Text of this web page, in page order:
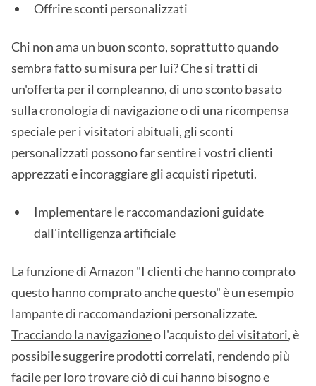
Offrire sconti personalizzati
Chi non ama un buon sconto, soprattutto quando
sembra fatto su misura per lui? Che si tratti di
un'offerta per il compleanno, di uno sconto basato
sulla cronologia di navigazione o di una ricompensa
speciale per i visitatori abituali, gli sconti
personalizzati possono far sentire i vostri clienti
apprezzati e incoraggiare gli acquisti ripetuti.
Implementare le raccomandazioni guidate
dall'intelligenza artificiale
La funzione di Amazon "I clienti che hanno comprato
questo hanno comprato anche questo" è un esempio
lampante di raccomandazioni personalizzate.
Tracciando la navigazioneo l'acquistodei visitatori, è
possibile suggerire prodotti correlati, rendendo più
facile per loro trovare ciò di cui hanno bisogno e